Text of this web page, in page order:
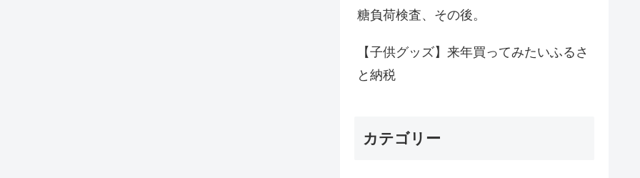
糖負荷検査、その後。
【子供グッズ】来年買ってみたいふるさ
と納税
カテゴリー